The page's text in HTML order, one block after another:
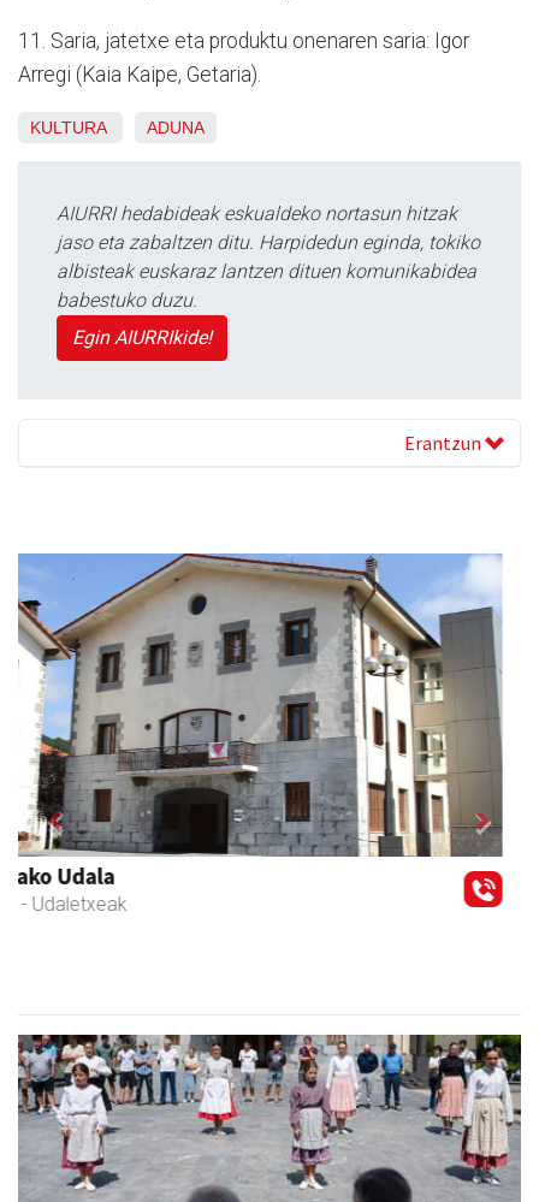
11. Saria, jatetxe eta produktu onenaren saria: Igor
Arregi (Kaia Kaipe, Getaria).
KULTURA ADUNA
AIURRI hedabideak eskualdeko nortasun hitzak
jaso eta zabaltzen ditu. Harpidedun eginda, tokiko
albisteak euskaraz lantzen dituen komunikabidea
babestuko duzu.
Egin AIURRIkide!
Erantzun
Guria
Urnieta - Jatetxeak
Previous Next